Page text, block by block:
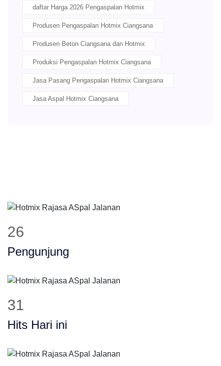
daftar Harga 2026 Pengaspalan Hotmix
Produsen Pengaspalan Hotmix Ciangsana
Produsen Beton Ciangsana dan Hotmix
Produksi Pengaspalan Hotmix Ciangsana
Jasa Pasang Pengaspalan Hotmix Ciangsana
Jasa Aspal Hotmix Ciangsana
31
Pengunjung
37
Hits Hari ini